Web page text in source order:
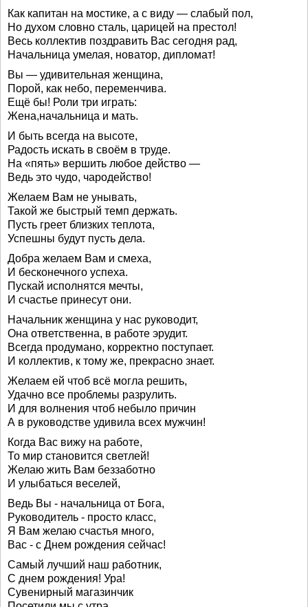
Как капитан на мостике, а с виду — слабый пол,
Но духом словно сталь, царицей на престол!
Весь коллектив поздравить Вас сегодня рад,
Начальница умелая, новатор, дипломат!
Вы — удивительная женщина,
Порой, как небо, переменчива.
Ещё бы! Роли три играть:
Жена,начальница и мать.
И быть всегда на высоте,
Радость искать в своём в труде.
На «пять» вершить любое действо —
Ведь это чудо, чародейство!
Желаем Вам не унывать,
Такой же быстрый темп держать.
Пусть греет близких теплота,
Успешны будут пусть дела.
Добра желаем Вам и смеха,
И бесконечного успеха.
Пускай исполнятся мечты,
И счастье принесут они.
Начальник женщина у нас руководит,
Она ответственна, в работе эрудит.
Всегда продумано, корректно поступает.
И коллектив, к тому же, прекрасно знает.
Желаем ей чтоб всё могла решить,
Удачно все проблемы разрулить.
И для волнения чтоб небыло причин
А в руководстве удивила всех мужчин!
Когда Вас вижу на работе,
То мир становится светлей!
Желаю жить Вам беззаботно
И улыбаться веселей,
Ведь Вы - начальница от Бога,
Руководитель - просто класс,
Я Вам желаю счастья много,
Вас - с Днем рождения сейчас!
Самый лучший наш работник,
С днем рождения! Ура!
Сувенирный магазинчик